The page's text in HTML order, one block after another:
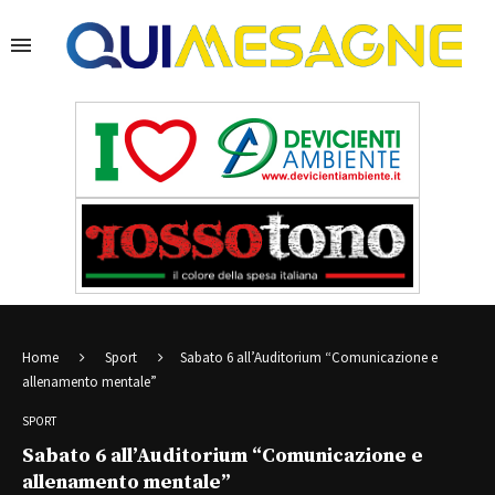
Home Sport
Sabato 6 all’Auditorium “Comunicazione e
allenamento mentale”
SPORT
Sabato 6 all’Auditorium “Comunicazione e
allenamento mentale”